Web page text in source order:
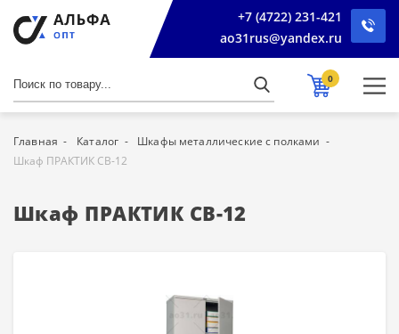
+7 (4722) 231-421
ao31rus@yandex.ru
0
Главная Каталог
Шкафы металлические с полками
Шкаф ПРАКТИК СВ-12
Шкаф ПРАКТИК СВ-12